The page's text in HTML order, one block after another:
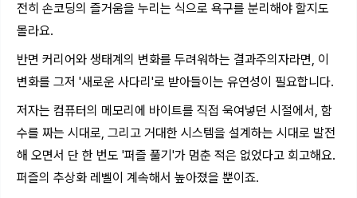
전히 손코딩의 즐거움을 누리는 식으로 욕구를 분리해야 할지도
몰라요.
반면 커리어와 생태계의 변화를 두려워하는 결과주의자라면, 이
변화를 그저 '새로운 사다리'로 받아들이는 유연성이 필요합니다.
저자는 컴퓨터의 메모리에 바이트를 직접 욱여넣던 시절에서, 함
수를 짜는 시대로, 그리고 거대한 시스템을 설계하는 시대로 발전
해 오면서 단 한 번도 '퍼즐 풀기'가 멈춘 적은 없었다고 회고해요.
퍼즐의 추상화 레벨이 계속해서 높아졌을 뿐이죠.